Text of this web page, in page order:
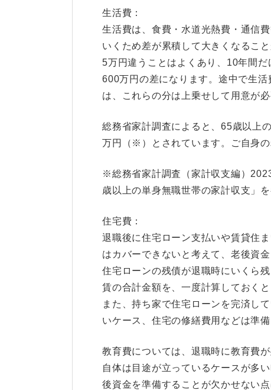
生活費：
生活費は、食費・水道光熱費・通信
いくため差が累積して大きくなるこ
5万円違うことはよくあり、10年間
600万円の差になります。途中で生
は、これらの分は上乗せして用意が必
総務省家計調査によると、65歳以上
万円（※）とされています。ご自身
※総務省家計調査（家計収支編）
歳以上の単身無職世帯の家計収支」
住宅費：
退職後に住宅ローン支払いや賃貸住
はカバーできないと考えて、老後資
住宅ローンの残債が退職時にいくら
賃の合計金額を、一度計算しておくと
また、持ち家で住宅ローンを完済し
いケース、住宅の修繕費用などは準備
教育費については、退職時に教育費
自体は目途が立っているケースが多
後資金を準備することが欠かせない点